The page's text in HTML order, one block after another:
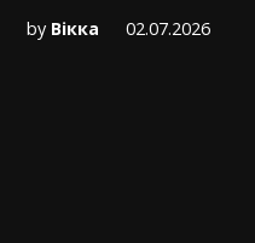
by Вікка 02.07.2026